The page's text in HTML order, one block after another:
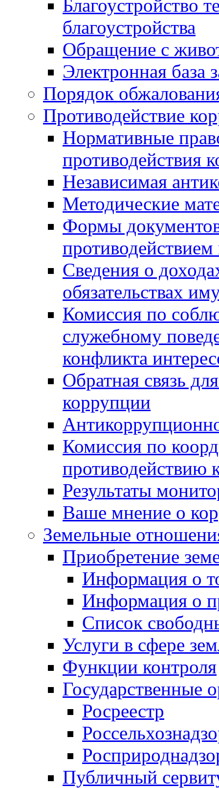
Благоустройство
благоустройства
Обращение с
Электронная база
Порядок
Противодействие
Нормативные
противодействия
Независимая
Методические
Формы
Сведения о
обязательствах
Комиссия по
служебному
конфликта
Обратная связь
коррупции
Комиссия по
противодействию
Результаты
Ваше мнение о
Земельные
Приобретение
Информация о
Информация о
Список
Услуги в сфере
Функции контроля
Государственные
Росреестр
Публичный